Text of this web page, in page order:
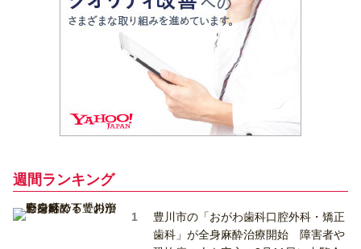
週間ランキング
豊川市の「おがわ歯科口腔外科・矯正
歯科」が全身麻酔治療開始 障害者や